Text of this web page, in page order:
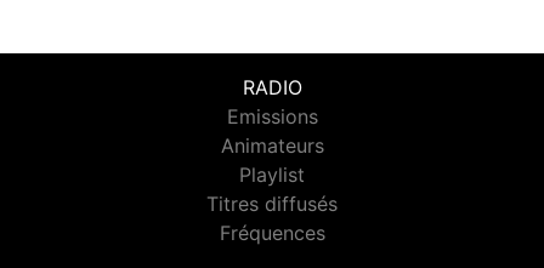
RADIO
Emissions
Animateurs
Playlist
Titres diffusés
Fréquences